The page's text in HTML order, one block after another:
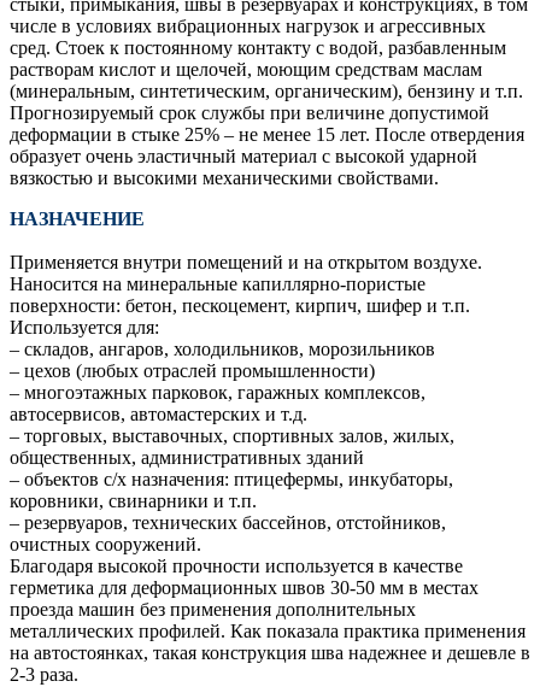
стыки, примыкания, швы в резервуарах и конструкциях, в том
числе в условиях вибрационных нагрузок и агрессивных
сред. Стоек к постоянному контакту с водой, разбавленным
растворам кислот и щелочей, моющим средствам маслам
(минеральным, синтетическим, органическим), бензину и т.п.
Прогнозируемый срок службы при величине допустимой
деформации в стыке 25% – не менее 15 лет. После отвердения
образует очень эластичный материал с высокой ударной
вязкостью и высокими механическими свойствами.
НАЗНАЧЕНИЕ
Применяется внутри помещений и на открытом воздухе.
Наносится на минеральные капиллярно-пористые
поверхности: бетон, пескоцемент, кирпич, шифер и т.п.
Используется для:
– складов, ангаров, холодильников, морозильников
– цехов (любых отраслей промышленности)
– многоэтажных парковок, гаражных комплексов,
автосервисов, автомастерских и т.д.
– торговых, выставочных, спортивных залов, жилых,
общественных, административных зданий
– объектов с/х назначения: птицефермы, инкубаторы,
коровники, свинарники и т.п.
– резервуаров, технических бассейнов, отстойников,
очистных сооружений.
Благодаря высокой прочности используется в качестве
герметика для деформационных швов 30-50 мм в местах
проезда машин без применения дополнительных
металлических профилей. Как показала практика применения
на автостоянках, такая конструкция шва надежнее и дешевле в
2-3 раза.